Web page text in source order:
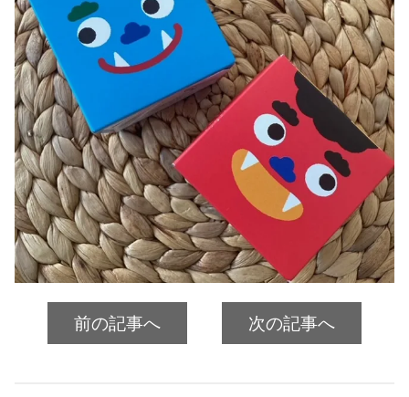
前の記事へ 次の記事へ